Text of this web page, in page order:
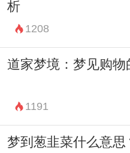
同的寓意，它既可能
在面临一些挑战和
兆，预示着你即将
在解梦时需要结合
析
1208
道家梦境：梦见购物
1191
梦到葱韭菜什么意思